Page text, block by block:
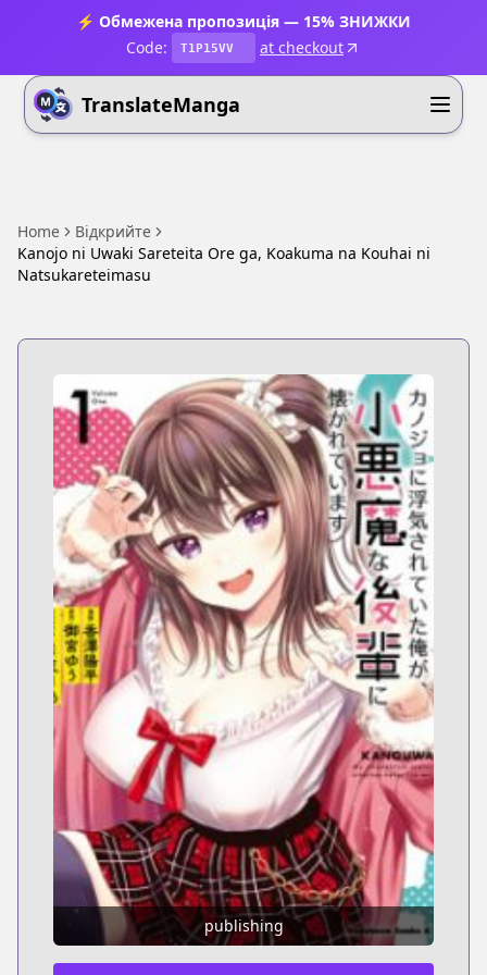
⚡ Обмежена пропозиція — 15% ЗНИЖКИ
Code:
T1P15VV at checkout
TranslateManga
Home
Відкрийте
Kanojo ni Uwaki Sareteita Ore ga, Koakuma na Kouhai ni
Natsukareteimasu
publishing